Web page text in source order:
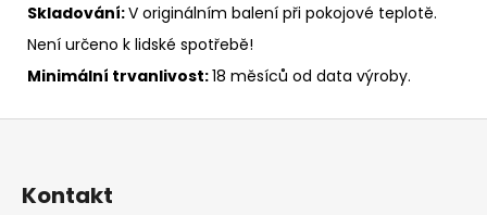
Skladování:V originálním balení při pokojové teplotě.
Není určeno k lidské spotřebě!
Minimální trvanlivost:18 měsíců od data výroby.
Z
Kontakt